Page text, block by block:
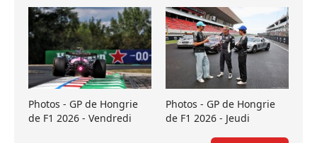
Photos - GP de Hongrie
de F1 2026 - Vendredi
Photos - GP de Hongrie
de F1 2026 - Jeudi